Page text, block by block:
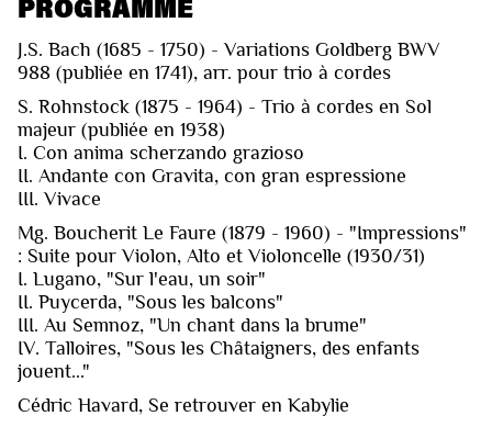
PROGRAMME
J.S. Bach (1685 - 1750) - Variations Goldberg BWV
988 (publiée en 1741), arr. pour trio à cordes
S. Rohnstock (1875 - 1964) - Trio à cordes en Sol
majeur (publiée en 1938)
I. Con anima scherzando grazioso
II. Andante con Gravita, con gran espressione
III. Vivace
Mg. Boucherit Le Faure (1879 - 1960) - "Impressions"
: Suite pour Violon, Alto et Violoncelle (1930/31)
I. Lugano, "Sur l'eau, un soir"
II. Puycerda, "Sous les balcons"
III. Au Semnoz, "Un chant dans la brume"
IV. Talloires, "Sous les Châtaigners, des enfants
jouent..."
Cédric Havard, Se retrouver en Kabylie